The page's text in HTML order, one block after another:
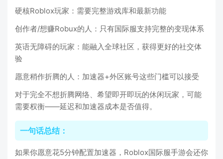
硬核Roblox玩家：需要完整游戏库和最新功能
创作者/想赚Robux的人：只有国际服支持完整的变现体系
英语无障碍的玩家：能融入全球社区，获得更好的社交体
验
愿意稍作折腾的人：加速器+外区账号这些门槛可以接受
对于完全不想折腾网络、希望即开即玩的休闲玩家，可能
需要权衡——延迟和加速器成本是否值得。
一句话总结：
如果你愿意花5分钟配置加速器，Roblox国际服手游会还你